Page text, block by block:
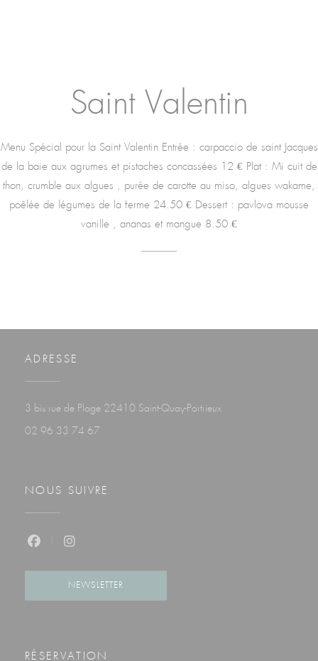
Saint Valentin
Menu Spécial pour la Saint Valentin Entrée : carpaccio de saint Jacques
de la baie aux agrumes et pistaches concassées 12 € Plat : Mi cuit de
thon, crumble aux algues , purée de carotte au miso, algues wakame,
poêlée de légumes de la ferme 24.50 € Dessert : pavlova mousse
vanille , ananas et mangue 8.50 €
ADRESSE
3 bis rue de Plage 22410 Saint-Quay-Portrieux((ouvre une nouvelle
02 96 33 74 67
NOUS SUIVRE
NEWSLETTER
RÉSERVATION